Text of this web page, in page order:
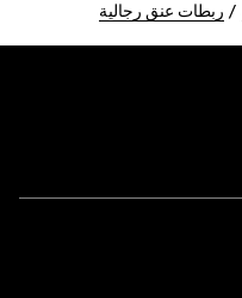
ربطات عنق رجالية